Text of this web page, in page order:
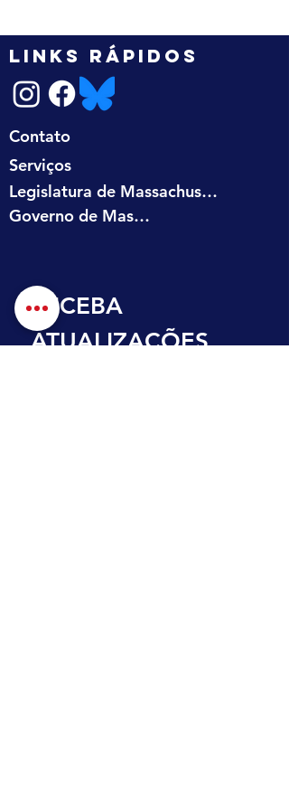
LINKS RÁPIDOS
Contato
Serviços
Legislatura de Massachusetts
Governo de Massachusetts
RECEBA
ATUALIZAÇÕES